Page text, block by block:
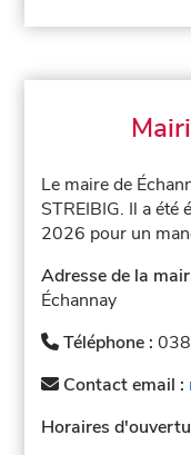
Le maire de
STREIBIG. Il a été
2026 pour un
Adresse de la
Échannay
Téléphone :
Contact email :
Horaires